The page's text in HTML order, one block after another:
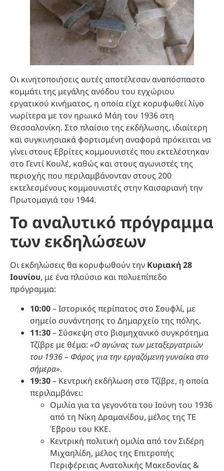
Οι κινητοποιήσεις αυτές αποτέλεσαν αναπόσπαστο
κομμάτι της μεγάλης ανόδου του εγχώριου
εργατικού κινήματος, η οποία είχε κορυφωθεί λίγο
νωρίτερα με τον ηρωικό Μάη του 1936 στη
Θεσσαλονίκη. Στο πλαίσιο της εκδήλωσης, ιδιαίτερη
και συγκινησιακά φορτισμένη αναφορά πρόκειται να
γίνει στους Εβρίτες κομμουνιστές που εκτελέστηκαν
στο Γεντί Κουλέ, καθώς και στους αγωνιστές της
περιοχής που περιλαμβάνονταν στους 200
εκτελεσμένους κομμουνιστές στην Καισαριανή την
Πρωτομαγιά του 1944.
Το αναλυτικό πρόγραμμα
των εκδηλώσεων
Οι εκδηλώσεις θα κορυφωθούν την Κυριακή 28
Ιουνίου, με ένα πλούσιο και πολυεπίπεδο
πρόγραμμα:
10:00– Ιστορικός περίπατος στο Σουφλί, με
σημείο συνάντησης το Δημαρχείο της πόλης.
11:30– Σύσκεψη στο βιομηχανικό συγκρότημα
Τζίβρε με θέμα: «Ο αγώνας των μεταξεργατριών
του 1936 – Φάρος για την εργαζόμενη γυναίκα στο
σήμερα».
19:30– Κεντρική εκδήλωση στο Τζίβρε, η οποία
περιλαμβάνει:
Ομιλία για τα γεγονότα του Ιούνη του 1936
από τη Νίκη Δραμανίδου, μέλος της ΤΕ
Έβρου του ΚΚΕ.
Κεντρική πολιτική ομιλία από τον Σιδέρη
Μιχαηλίδη, μέλος της Επιτροπής
Περιφέρειας Ανατολικής Μακεδονίας &